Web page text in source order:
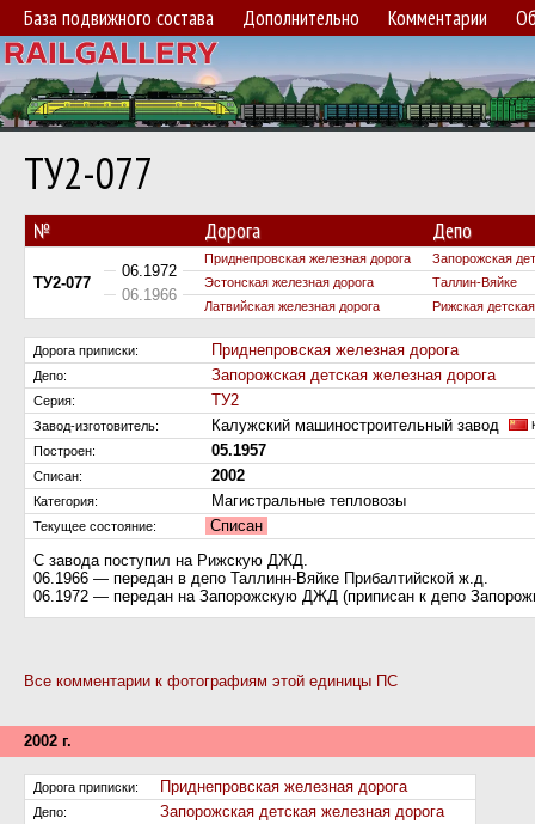
База подвижного состава Дополнительно Комментарии
ТУ2-077
№ Дорога Депо
ТУ2-077
06.1972
Приднепровская железная дорога Запорожская
06.1966
Эстонская железная дорога
Таллин-Вяйке
Латвийская железная дорога
Рижская
Дорога приписки: Приднепровская железная дорога
Депо: Запорожская детская железная дорога
Серия: ТУ2
Завод-изготовитель: Калужский машиностроительный завод
Построен: 05.1957
Списан: 2002
Категория: Магистральные тепловозы
Текущее состояние:
Списан
С завода поступил на Рижскую ДЖД.
06.1966 — передан в депо Таллинн-Вяйке Прибалтийской ж.д.
06.1972 — передан на Запорожскую ДЖД (приписан к депо
Все комментарии к фотографиям этой единицы ПС
2002 г.
Дорога приписки: Приднепровская железная дорога
Депо:
Запорожская детская железная дорога